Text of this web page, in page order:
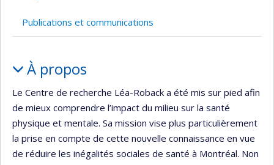
Publications et communications
Portrait
À propos
Le Centre de recherche Léa-Roback a été mis sur pied afin
de mieux comprendre l’impact du milieu sur la santé
physique et mentale. Sa mission vise plus particulièrement
la prise en compte de cette nouvelle connaissance en vue
de réduire les inégalités sociales de santé à Montréal. Non